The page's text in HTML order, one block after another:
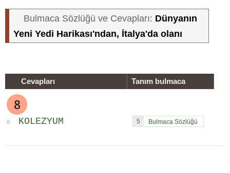
Bulmaca Sözlüğü ve Cevapları: Dünyanın
Yeni Yedi Harikası'ndan, İtalya'da olanı
Cevapları Tanım bulmaca
8
8 KOLEZYUM 5